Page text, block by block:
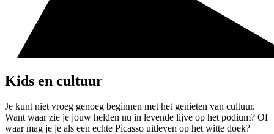
Kids en cultuur
Je kunt niet vroeg genoeg beginnen met het genieten van cultuur.
Want waar zie je jouw helden nu in levende lijve op het podium? Of
waar mag je je als een echte Picasso uitleven op het witte doek?